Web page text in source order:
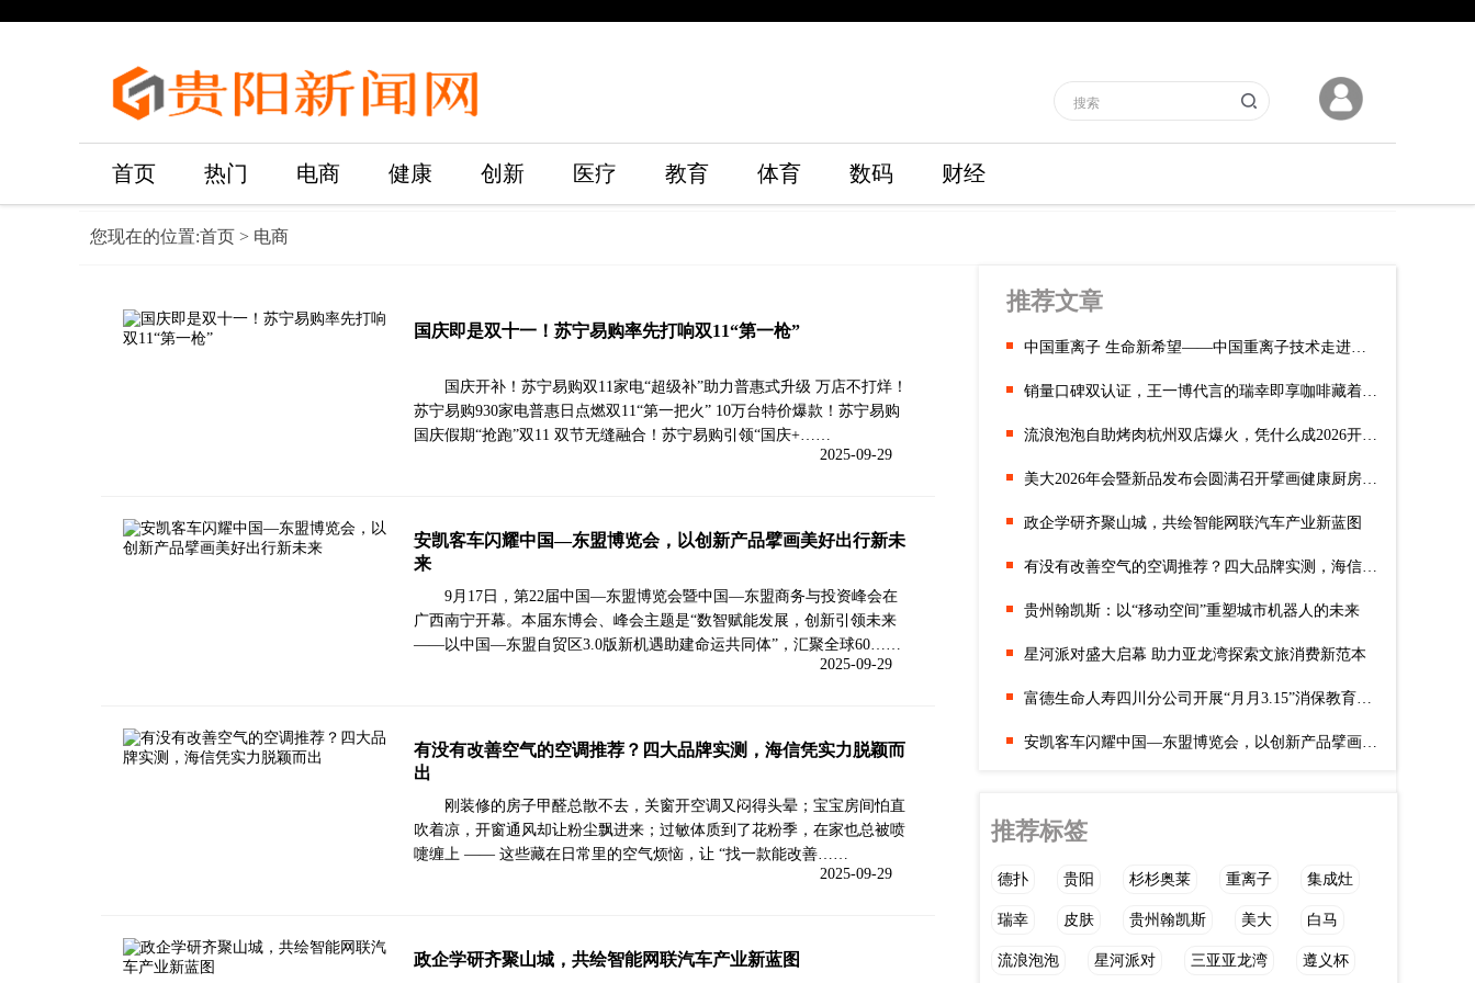
首页 热门 电商 健康 创新 医疗 教育 体育 数码 财经
您现在的位置:首页 > 电商
国庆即是双十一！苏宁易购率先打响双11“第一枪”
国庆开补！苏宁易购双11家电“超级补”助力普惠式升级 万店不打烊！
苏宁易购930家电普惠日点燃双11“第一把火” 10万台特价爆款！苏宁易购
国庆假期“抢跑”双11 双节无缝融合！苏宁易购引领“国庆+……
2025-09-29
安凯客车闪耀中国—东盟博览会，以创新产品擘画美好出行新未
来
9月17日，第22届中国—东盟博览会暨中国—东盟商务与投资峰会在
广西南宁开幕。本届东博会、峰会主题是“数智赋能发展，创新引领未来
——以中国—东盟自贸区3.0版新机遇助建命运共同体”，汇聚全球60……
2025-09-29
有没有改善空气的空调推荐？四大品牌实测，海信凭实力脱颖而
出
刚装修的房子甲醛总散不去，关窗开空调又闷得头晕；宝宝房间怕直
吹着凉，开窗通风却让粉尘飘进来；过敏体质到了花粉季，在家也总被喷
嚏缠上 —— 这些藏在日常里的空气烦恼，让 “找一款能改善……
2025-09-29
政企学研齐聚山城，共绘智能网联汽车产业新蓝图
推荐文章
中国重离子 生命新希望——中国重离子技术走进贵州贵阳
销量口碑双认证，王一博代言的瑞幸即享咖啡藏着怎样的醇香秘密？
流浪泡泡自助烤肉杭州双店爆火，凭什么成2026开年顶流？
美大2026年会暨新品发布会圆满召开擘画健康厨房新蓝图共启智慧家
政企学研齐聚山城，共绘智能网联汽车产业新蓝图
有没有改善空气的空调推荐？四大品牌实测，海信凭实力脱颖而出
贵州翰凯斯：以“移动空间”重塑城市机器人的未来
星河派对盛大启幕 助力亚龙湾探索文旅消费新范本
富德生命人寿四川分公司开展“月月3.15”消保教育培训活动
安凯客车闪耀中国—东盟博览会，以创新产品擘画美好出行新未来
推荐标签
德扑 贵阳 杉杉奥莱 重离子 集成灶
瑞幸 皮肤 贵州翰凯斯 美大 白马
流浪泡泡 星河派对 三亚亚龙湾 遵义杯